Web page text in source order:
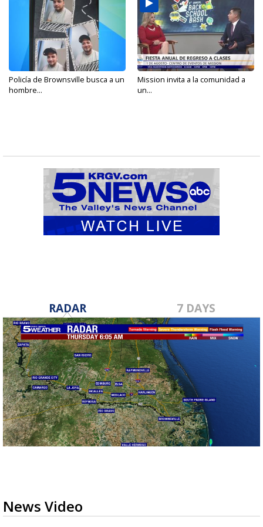
Policía de Brownsville busca a un
hombre...
Mission invita a la comunidad a
un...
RADAR 7 DAYS
News Video